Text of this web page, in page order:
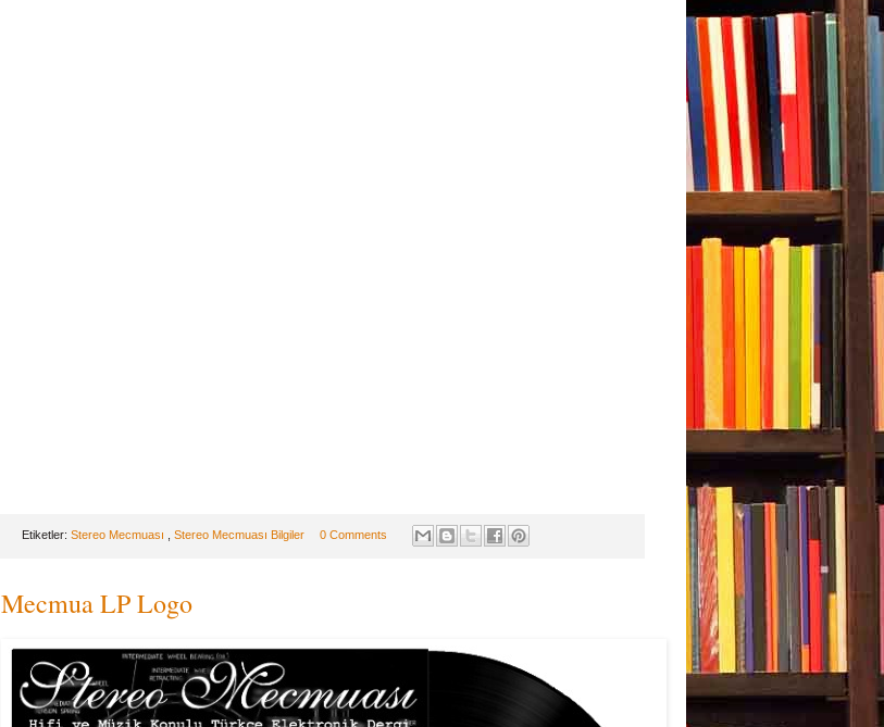
Etiketler: Stereo Mecmuası Stereo Mecmuası Bilgiler 0 Comments
Mecmua LP Logo